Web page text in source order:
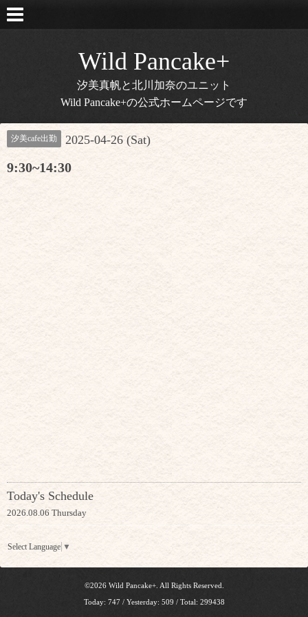
Wild Pancake+
汐美真帆と北川加奈のユニット
Wild Pancake+の公式ホームページです
汐美cafe出勤 2025-04-26 (Sat)
9:30~14:30
Today's Schedule
2026.08.06 Thursday
Select Language ▼
©2026 Wild Pancake+. All Rights Reserved.
Today: 747/ Yesterday: 509 / Total: 299438